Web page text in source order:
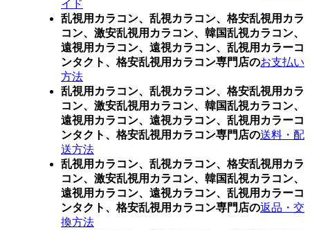
イド
乱視用カラコン、乱視カラコン、格安乱視用カラ
コン、激安乱視用カラコン、韓国乱視カラコン、
遠視用カラコン、遠視カラコン、乱視用カラーコ
ンタクト、格安乱視用カラコン専門店のお支払い
方法
乱視用カラコン、乱視カラコン、格安乱視用カラ
コン、激安乱視用カラコン、韓国乱視カラコン、
遠視用カラコン、遠視カラコン、乱視用カラーコ
ンタクト、格安乱視用カラコン専門店の送料・配
送方法
乱視用カラコン、乱視カラコン、格安乱視用カラ
コン、激安乱視用カラコン、韓国乱視カラコン、
遠視用カラコン、遠視カラコン、乱視用カラーコ
ンタクト、格安乱視用カラコン専門店の返品・交
換方法